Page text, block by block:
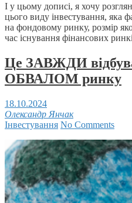
І у цьому дописі, я хочу
цього виду інвестування, яка
на фондовому ринку, розмір
час існування фінансових
Це ЗАВЖДИ
ОБВАЛОМ ринку
18.10.2024
Олександр Янчак
Інвестування No Comments